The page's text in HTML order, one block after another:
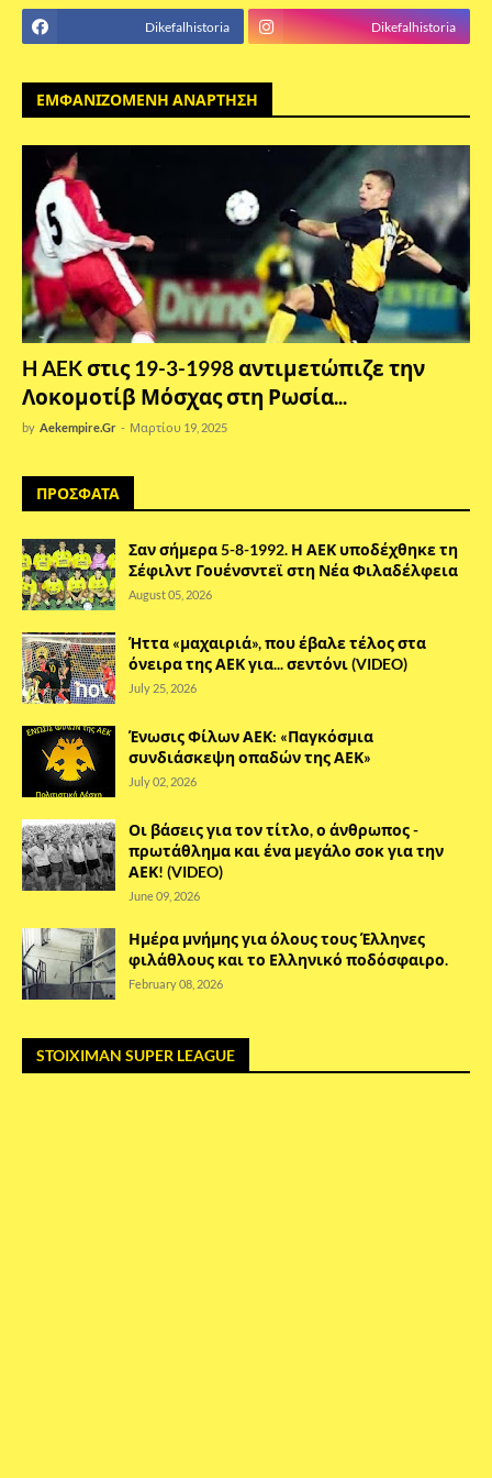
Dikefalhistoria Dikefalhistoria
ΕΜΦΑΝΙΖΟΜΕΝΗ ΑΝΑΡΤΗΣΗ
H AEK στις 19-3-1998 αντιμετώπιζε την
Λοκομοτίβ Μόσχας στη Ρωσία...
by Aekempire.Gr - Μαρτίου 19, 2025
ΠΡΟΣΦΑΤΑ
Σαν σήμερα 5-8-1992. Η ΑΕΚ υποδέχθηκε τη
Σέφιλντ Γουένσντεϊ στη Νέα Φιλαδέλφεια
August 05, 2026
Ήττα «μαχαιριά», που έβαλε τέλος στα
όνειρα της ΑΕΚ για... σεντόνι (VIDEO)
July 25, 2026
Ένωσις Φίλων ΑΕΚ: «Παγκόσμια
συνδιάσκεψη οπαδών της ΑΕΚ»
July 02, 2026
Οι βάσεις για τον τίτλο, ο άνθρωπος -
πρωτάθλημα και ένα μεγάλο σοκ για την
ΑΕΚ! (VIDEO)
June 09, 2026
Ημέρα μνήμης για όλους τους Έλληνες
φιλάθλους και το Ελληνικό ποδόσφαιρο.
February 08, 2026
STOIXIMAN SUPER LEAGUE